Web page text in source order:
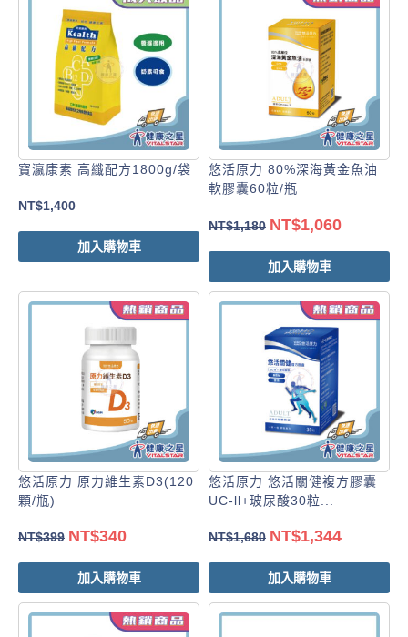
寶瀛康素 高纖配方1800g/袋
NT$1,400
加入購物車
悠活原力 80%深海黃金魚油
軟膠囊60粒/瓶
NT$1,180 NT$1,060
加入購物車
悠活原力 原力維生素D3(120
顆/瓶)
NT$399 NT$340
加入購物車
悠活原力 悠活關健複方膠囊
UC-ll+玻尿酸30粒...
NT$1,680 NT$1,344
加入購物車